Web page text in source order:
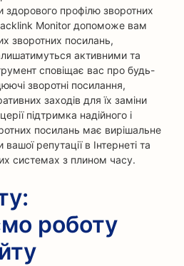
здорового профілю зворотних
Monitor допоможе вам
зворотних посилань,
активними та
сповіщає вас про будь-
зворотні посилання,
заходів для їх заміни
підтримка надійного і
посилань має вирішальне
репутації в Інтернеті та
системах з плином часу.
роботу